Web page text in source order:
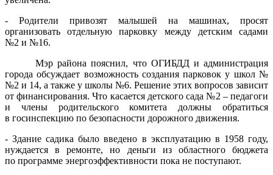
- Родители привозят малышей на машинах, просят
организовать отдельную парковку между детским садами
№2 и №16.
Мэр района пояснил, что ОГИБДД и администрация
города обсуждает возможность создания парковок у школ №
№2 и 14, а также у школы №6. Решение этих вопросов зависит
от финансирования. Что касается детского сада №2 – педагоги
и члены родительского комитета должны обратиться
в госинспекцию по безопасности дорожного движения.
- Здание садика было введено в эксплуатацию в 1958 году,
нуждается в ремонте, но деньги из областного бюджета
по программе энергоэффективности пока не поступают.